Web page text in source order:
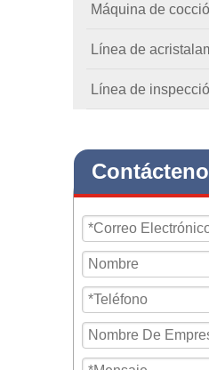
Máquina de
Línea de
Línea de